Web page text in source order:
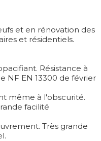
et en rénovation des
et résidentiels.
Résistance à
NF EN 13300 de février
même à l'obscurité.
facilité
Très grande